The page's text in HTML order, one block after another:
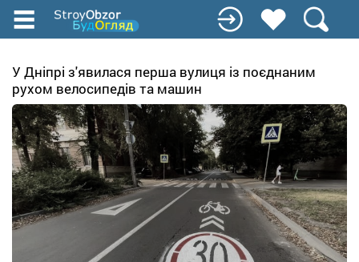
Перейти
содержанию
У Дніпрі з'явилася перша вулиця із поєднаним
рухом велосипедів та машин